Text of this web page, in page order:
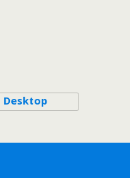
Desktop